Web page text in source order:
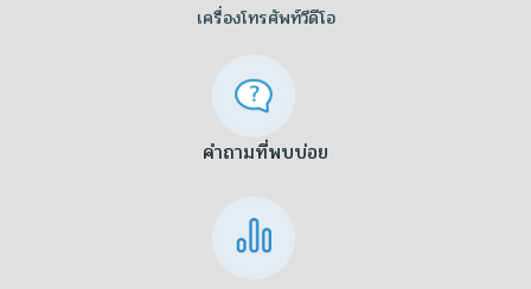
เครื่องโทรศัพท์วีดีโอ
คำถามที่พบบ่อย